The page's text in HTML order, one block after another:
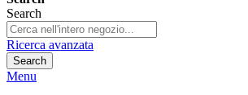
Search
Ricerca avanzata
Search
Menu